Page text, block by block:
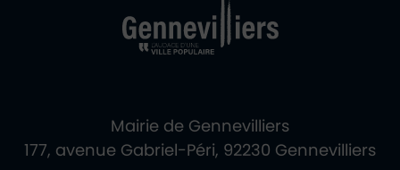
Mairie de Gennevilliers
177, avenue Gabriel-Péri, 92230 Gennevilliers